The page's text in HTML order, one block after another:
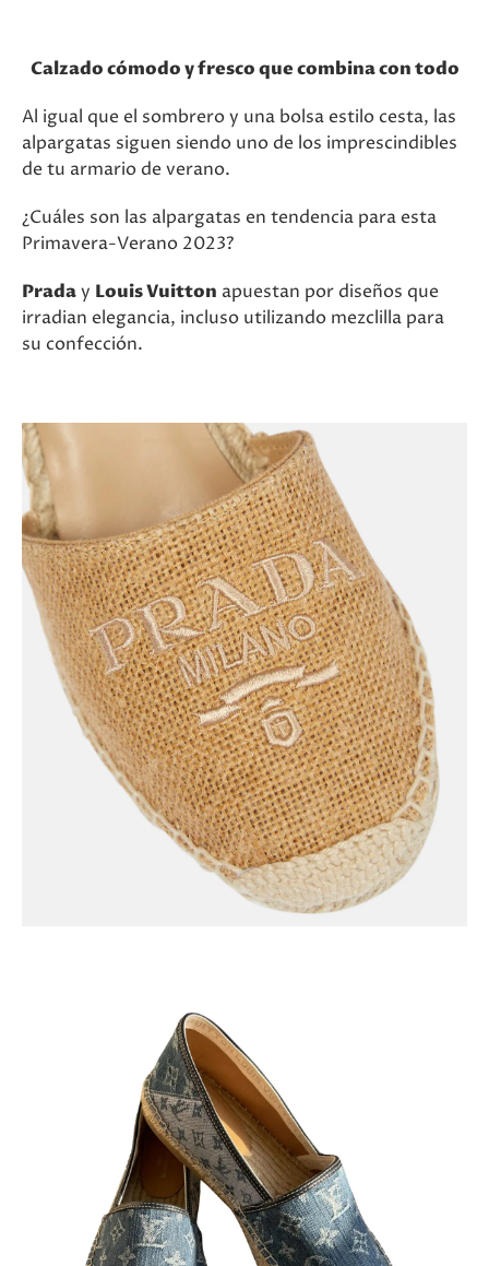
Calzado cómodo y fresco que combina con todo
Al igual que el sombrero y una bolsa estilo cesta, las
alpargatas siguen siendo uno de los imprescindibles
de tu armario de verano.
¿Cuáles son las alpargatas en tendencia para esta
Primavera-Verano 2023?
Praday Louis Vuitton apuestan por diseños que
irradian elegancia, incluso utilizando mezclilla para
su confección.